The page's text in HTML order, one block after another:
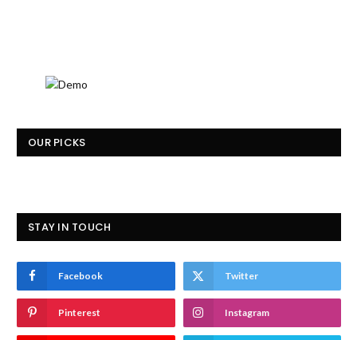
OUR PICKS
STAY IN TOUCH
Facebook Twitter
Pinterest Instagram